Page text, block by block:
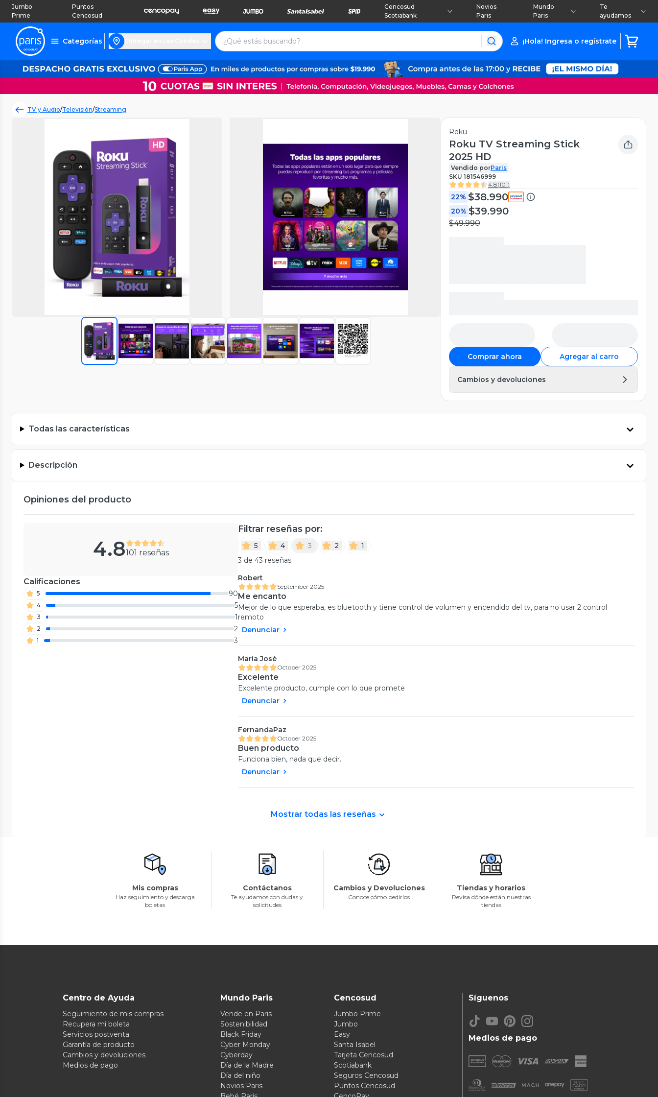
Jumbo
Prime
Puntos
Cencosud
Cencosud
Scotiabank
Novios
Paris
Mundo
Paris
Te
ayudamos
Categorías ¡Hola! Ingresa o regístrate
TV y Audio/Televisión/Streaming
Roku
Roku TV Streaming Stick
2025 HD
Vendido porParis
SKU 181546999
4.8(101)
22% $38.990
20% $39.990
$49.990
Comprar ahora Agregar al carro
Cambios y devoluciones
Todas las características
Descripción
Opiniones del producto
4.8101 reseñas
Calificaciones
5 90
4 5
3 1
2 2
1 3
Filtrar reseñas por:
5 4 3 2
1
3 de 43 reseñas
Robert
September 2025
Me encanto
Mejor de lo que esperaba, es bluetooth y tiene control de volumen y encendido del tv, para no usar 2 control
remoto
Denunciar
María José
October 2025
Excelente
Excelente producto, cumple con lo que promete
Denunciar
FernandaPaz
October 2025
Buen producto
Funciona bien, nada que decir.
Denunciar
Mostrar todas las reseñas
Mis compras
Haz seguimiento y descarga
boletas
Contáctanos
Te ayudamos con dudas y
solicitudes
Cambios y Devoluciones
Conoce cómo pedirlos
Tiendas y horarios
Revisa dónde están nuestras
tiendas
Centro de Ayuda
Seguimiento de mis compras
Recupera mi boleta
Servicios postventa
Garantía de producto
Cambios y devoluciones
Medios de pago
Mundo Paris
Vende en Paris
Sostenibilidad
Black Friday
Cyber Monday
Cyberday
Día de la Madre
Día del niño
Novios Paris
Cencosud
Jumbo Prime
Jumbo
Easy
Santa Isabel
Tarjeta Cencosud
Scotiabank
Seguros Cencosud
Puntos Cencosud
Medios de pago
Síguenos